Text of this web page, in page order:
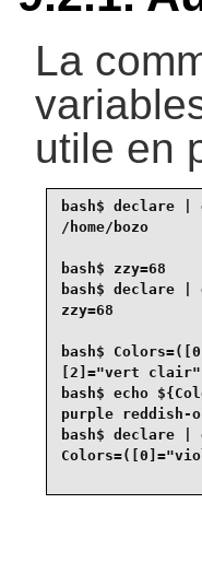
La
utile en
bash$ declare |
/home/bozo
bash$ zzy=68
bash$ declare |
zzy=68
bash$
[2]="vert
bash$ echo
purple reddish-
bash$ declare |